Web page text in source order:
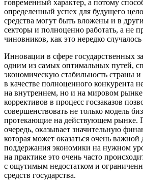
говременный характер, а потому
определенный успех для будущего
средства могут быть вложены и в
секторы и полноценно работать, а не
чиновников, как это нередко случалось
Инновации в сфере государственных
одним из самых оптимальных путей,
экономическую стабильность страны и
в качестве полноценного конкурента
на внутреннем, но и на мировом
коррективов в процесс госзаказов
совершенствовать не только модель
протекающие на действующем рынке.
очередь, оказывает значительную
которая может оказаться очень важной
поддержания экономики на нужном
на практике это очень часто
с ощутимым недостатком и
средств государства.